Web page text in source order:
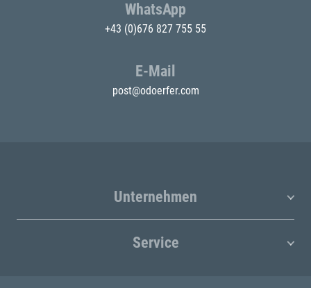
WhatsApp
+43 (0)676 827 755 55
E-Mail
post@odoerfer.com
Unternehmen
Service